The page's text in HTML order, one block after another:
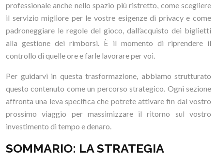
professionale anche nello spazio più ristretto, come scegliere
il servizio migliore per le vostre esigenze di privacy e come
padroneggiare le regole del gioco, dall’acquisto dei biglietti
alla gestione dei rimborsi. È il momento di riprendere il
controllo di quelle ore e farle lavorare per voi.
Per guidarvi in questa trasformazione, abbiamo strutturato
questo contenuto come un percorso strategico. Ogni sezione
affronta una leva specifica che potrete attivare fin dal vostro
prossimo viaggio per massimizzare il ritorno sul vostro
investimento di tempo e denaro.
SOMMARIO: LA STRATEGIA